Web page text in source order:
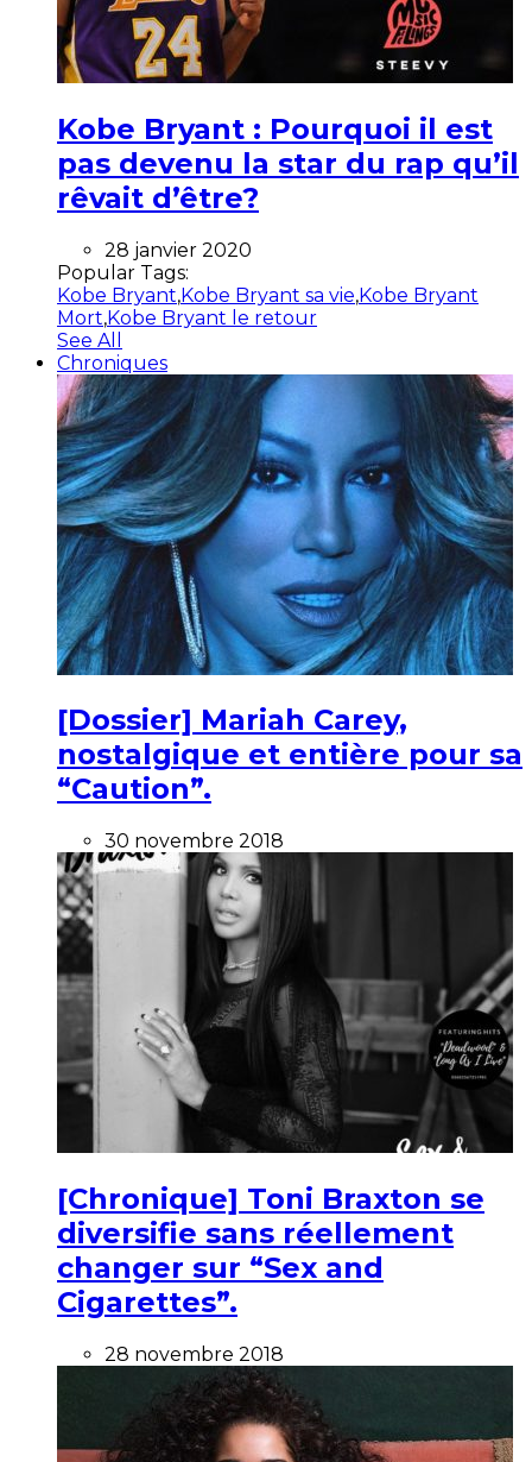
Kobe Bryant : Pourquoi il est
pas devenu la star du rap qu’il
rêvait d’être?
28 janvier 2020
Popular Tags:
Kobe Bryant,Kobe Bryant sa vie,Kobe Bryant
Mort,Kobe Bryant le retour
See All
Chroniques
[Dossier] Mariah Carey,
nostalgique et entière pour sa
“Caution”.
30 novembre 2018
[Chronique] Toni Braxton se
diversifie sans réellement
changer sur “Sex and
Cigarettes”.
28 novembre 2018